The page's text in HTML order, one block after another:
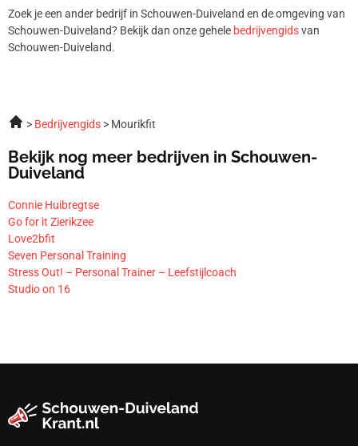
Zoek je een ander bedrijf in Schouwen-Duiveland en de omgeving van
Schouwen-Duiveland? Bekijk dan onze gehele bedrijvengidsvan
Schouwen-Duiveland.
Bedrijvengids Mourikfit
Bekijk nog meer bedrijven in Schouwen-
Duiveland
Connie Huibregtse
Go for it Zierikzee
Love2bfit
Seven Personal Training
Stress Out! – Personal Trainer – Leefstijlcoach
Studio on 16